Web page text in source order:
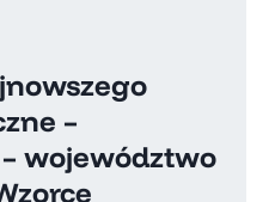
–
województwo